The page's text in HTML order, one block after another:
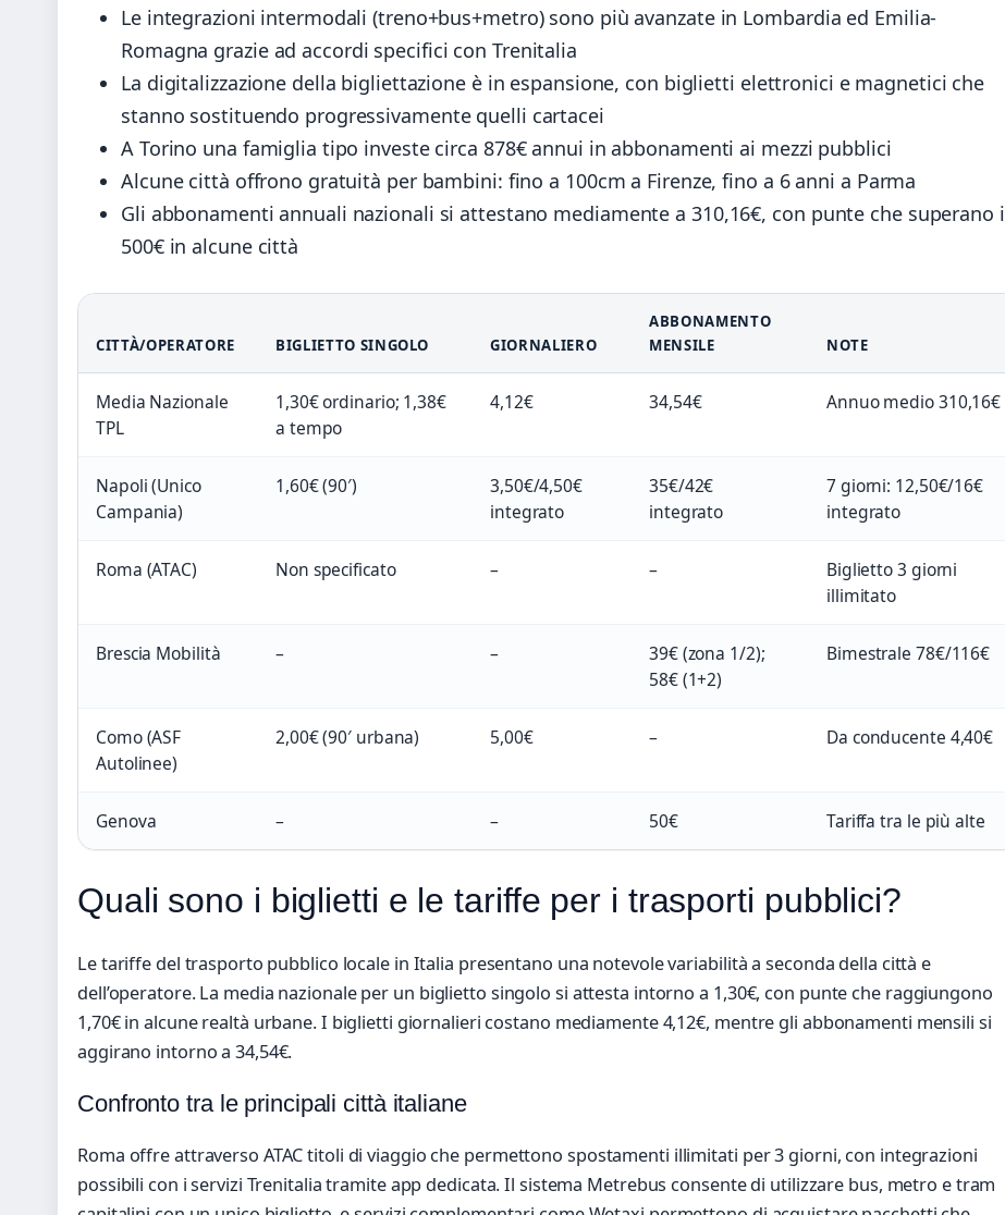
Le integrazioni intermodali (treno+bus+metro) sono più avanzate in Lombardia ed Emilia-
Romagna grazie ad accordi specifici con Trenitalia
La digitalizzazione della bigliettazione è in espansione, con biglietti elettronici e magnetici che
stanno sostituendo progressivamente quelli cartacei
A Torino una famiglia tipo investe circa 878€ annui in abbonamenti ai mezzi pubblici
Alcune città offrono gratuità per bambini: fino a 100cm a Firenze, fino a 6 anni a Parma
Gli abbonamenti annuali nazionali si attestano mediamente a 310,16€, con punte che superano i
500€ in alcune città
CITTÀ/OPERATORE BIGLIETTO SINGOLO GIORNALIERO
ABBONAMENTO
MENSILE
NOTE
Media Nazionale
TPL
1,30€ ordinario; 1,38€
a tempo
4,12€ 34,54€ Annuo medio 310,16€
Napoli (Unico
Campania)
1,60€ (90′)
3,50€/4,50€
integrato
35€/42€
integrato
7 giorni: 12,50€/16€
integrato
Roma (ATAC) Non specificato – –
Biglietto 3 giorni
illimitato
Brescia Mobilità – –
39€ (zona 1/2);
58€ (1+2)
Bimestrale 78€/116€
Como (ASF
Autolinee)
2,00€ (90′ urbana) 5,00€ – Da conducente 4,40€
Genova – – 50€ Tariffa tra le più alte
Quali sono i biglietti e le tariffe per i trasporti pubblici?
Le tariffe del trasporto pubblico locale in Italia presentano una notevole variabilità a seconda della città e
dell’operatore. La media nazionale per un biglietto singolo si attesta intorno a 1,30€, con punte che raggiungono
1,70€ in alcune realtà urbane. I biglietti giornalieri costano mediamente 4,12€, mentre gli abbonamenti mensili si
aggirano intorno a 34,54€.
Confronto tra le principali città italiane
Roma offre attraverso ATAC titoli di viaggio che permettono spostamenti illimitati per 3 giorni, con integrazioni
possibili con i servizi Trenitalia tramite app dedicata. Il sistema Metrebus consente di utilizzare bus, metro e tram